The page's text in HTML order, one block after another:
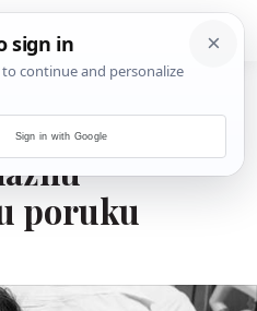
nakon
poruku
Sign in with Google